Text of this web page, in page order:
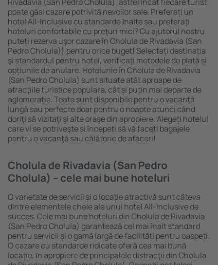
poate găsi cazare potrivită nevoilor sale. Preferați un
hotel All-Inclusive cu standarde ȋnalte sau preferați
hoteluri confortabile cu preţuri mici? Cu ajutorul nostru
puteți rezerva uşor cazare în Cholula de Rivadavia (San
Pedro Cholula)} pentru orice buget! Selectați destinația
şi standardul pentru hotel, verificați metodele de plată și
opțiunile de anulare. Hotelurile în Cholula de Rivadavia
(San Pedro Cholula) sunt situate atât aproape de
atracţiile turistice populare, cât și puțin mai departe de
aglomerație. Toate sunt disponibile pentru o vacanță
lungă sau perfecte doar pentru o noapte atunci când
doriţi să vizitaţi şi alte oraşe din apropiere. Alegeți hotelul
care vi se potriveşte și începeți să vă faceți bagajele
pentru o vacanţă sau călătorie de afaceri!
Cholula de Rivadavia (San Pedro
Cholula) – cele mai bune hoteluri
O varietate de servicii și o locație atractivă sunt câteva
dintre elementele cheie ale unui hotel All-Inclusive de
succes. Cele mai bune hoteluri din Cholula de Rivadavia
(San Pedro Cholula) garantează cel mai înalt standard
pentru servicii și o gamă largă de facilități pentru oaspeți.
O cazare cu standarde ridicate oferă cea mai bună
locație, ȋn apropiere de principalele distracţii din Cholula